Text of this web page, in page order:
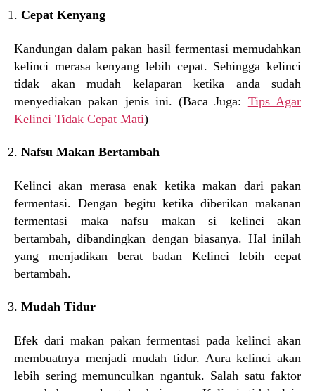
Cepat Kenyang
Kandungan dalam pakan hasil fermentasi memudahkan
kelinci merasa kenyang lebih cepat. Sehingga kelinci
tidak akan mudah kelaparan ketika anda sudah
menyediakan pakan jenis ini. (Baca Juga: Tips Agar
Kelinci Tidak Cepat Mati)
Nafsu Makan Bertambah
Kelinci akan merasa enak ketika makan dari pakan
fermentasi. Dengan begitu ketika diberikan makanan
fermentasi maka nafsu makan si kelinci akan
bertambah, dibandingkan dengan biasanya. Hal inilah
yang menjadikan berat badan Kelinci lebih cepat
bertambah.
Mudah Tidur
Efek dari makan pakan fermentasi pada kelinci akan
membuatnya menjadi mudah tidur. Aura kelinci akan
lebih sering memunculkan ngantuk. Salah satu faktor